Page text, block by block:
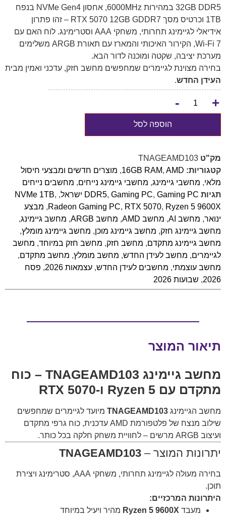
32GB DDR5 במהירות 6000MHz, אחסון NVMe Gen4 בנפח
1TB וכרטיס מסך RTX 5070 12GB GDDR7 – זהו פתרון
אידיאלי לגיימינג תחרותי, משחקי AAA וסטרימינג. לוח האם עם
Wi-Fi 7, הקירור האיכותי והמארז עם תאורת ARGB משלימים
מערכת יציבה, שקטה ומוכנה לדור הבא.
בחירה מצוינת לגיימרים שמחפשים מחשב חזק, עדכני ואמין מבית
העידן החדש.
+
-
הוספה לסל
מק"ט TNAGEAMD103
קטגוריות:
16GB RAM, AMD
, מוצרים חדשים ומבצעי חיסול
מלאי, מחשבי גיימינג, מחשבי גיימינג נייחים, מחשבים נייחים
תגיות
DDR5, Gaming PC, Gaming PC ישראל ,
NVMe 1TB,
Radeon Gaming PC, RTX 5070, Ryzen 5 9600X
, מבצע
ינואר, מחשב AI , מחשב AMD , מחשב ARGB , מחשב גיימינג,
מחשב גיימינג חזק, מחשב גיימינג מוכן, מחשב גיימינג מומלץ,
מחשב גיימינג מתקדם, מחשב חזק, מחשב חזק במיוחד, מחשב
לגיימרים, מחשב לעידן החדש, מחשב מומלץ, מחשב מתקדם,
מחשב עוצמתי, מחשבים לעידן החדש, עצמאות 2026 , פסח
2026
, שבועות 2026
תיאור המוצר
מחשב גיימינג TNAGEAMD103 – כוח
מתקדם עם Ryzen 5 ו-RTX 5070
מחשב הגיימינג TNAGEAMD103 מיועד לגיימרים שמחפשים
שילוב מנצח של פלטפורמת AMD עדכנית, כוח גרפי מתקדם
ועיצוב ARGB מרשים – לחוויית משחק חלקה בכל כותר.
יתרונות המוצר – TNAGEAMD103
בחירה מעולה לגיימינג תחרותי, משחקי AAA, סטרימינג ויצירת
תוכן.
היתרונות המרכזיים:
מעבד Ryzen 5 9600X מהיר ויעיל במיוחד